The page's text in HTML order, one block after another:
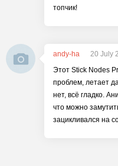
топчик!
andy-ha
20 July
Этот Stick Nodes
проблем, летает
нет, всё гладко.
что можно
зацикливался на